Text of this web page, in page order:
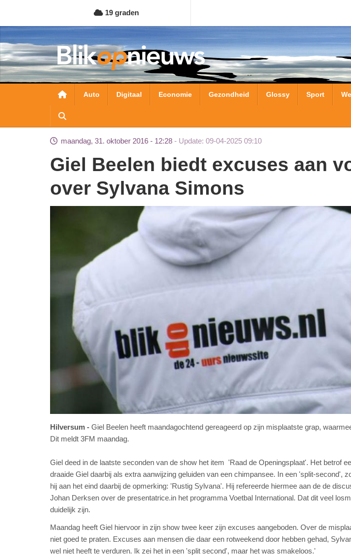
naar
de
inhoud
gaan
19 graden
Hoofdnavigatie
Auto Digitaal Economie Gezondheid Glossy Sport
maandag, 31. oktober 2016 - 12:28 Update: 09-04-2025 09:10
Giel Beelen biedt excuses aan voor zijn grap
over Sylvana Simons
Hilversum
Giel Beelen heeft maandagochtend gereageerd op zijn misplaatste grap,
Dit meldt 3FM maandag.
Giel deed in de laatste seconden van de show het item 'Raad de Openingsplaat'. Het betrof
draaide Giel daarbij als extra aanwijzing geluiden van een chimpansee. In een 'split-second',
hij aan het eind daarbij de opmerking: 'Rustig Sylvana'. Hij refereerde hiermee aan de de
Johan Derksen over de presentatrice.in het programma Voetbal International. Dat dit veel
duidelijk zijn.
Maandag heeft Giel hiervoor in zijn show twee keer zijn excuses aangeboden. Over de
niet goed te praten. Excuses aan mensen die daar een rotweekend door hebben gehad,
wel niet heeft te verduren. Ik zei het in een 'split second', maar het was smakeloos.'